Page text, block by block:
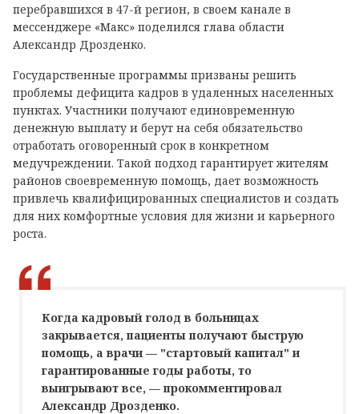
перебравшихся в 47-й регион, в своем канале в
мессенджере «Макс» поделился глава области
Александр Дрозденко.
Государственные программы призваны решить
проблемы дефицита кадров в удаленных населенных
пунктах. Участники получают единовременную
денежную выплату и берут на себя обязательство
отработать оговоренный срок в конкретном
медучреждении. Такой подход гарантирует жителям
районов своевременную помощь, дает возможность
привлечь квалифицированных специалистов и создать
для них комфортные условия для жизни и карьерного
роста.
Когда кадровый голод в больницах
закрывается, пациенты получают быструю
помощь, а врачи — "стартовый капитал" и
гарантированные годы работы, то
выигрывают все, — прокомментировал
Александр Дрозденко.